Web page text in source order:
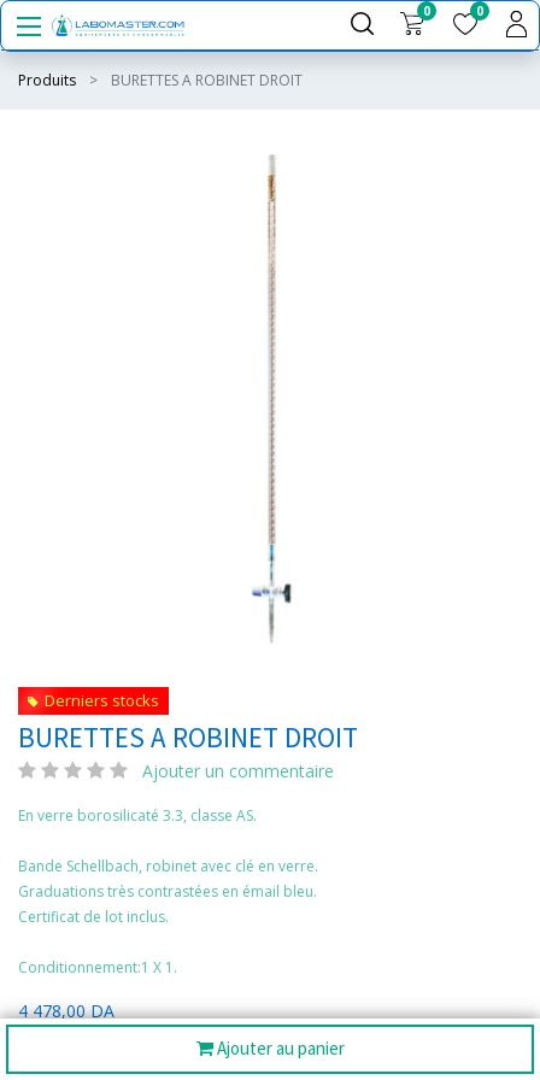
0 0
Produits BURETTES A ROBINET DROIT
Ajouter au panier
Derniers stocks
BURETTES A ROBINET DROIT
Ajouter un commentaire
En verre borosilicaté 3.3, classe AS.
Bande Schellbach, robinet avec clé en verre.
Graduations très contrastées en émail bleu.
Certificat de lot inclus.
Conditionnement:1 X 1.
4 478,00DA